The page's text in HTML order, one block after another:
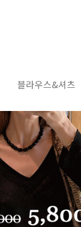
블라우스&셔츠